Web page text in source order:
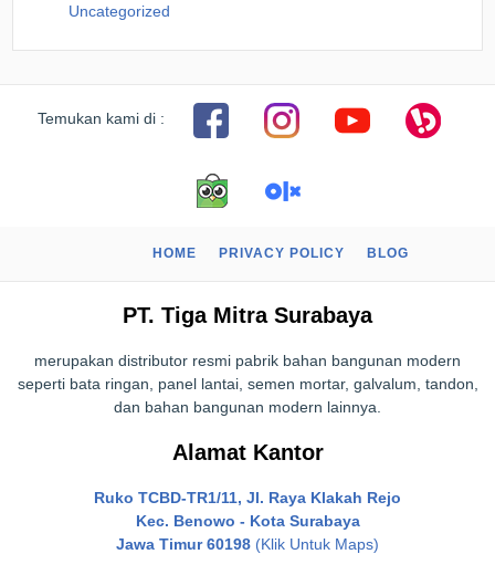
Uncategorized
Temukan kami di :
HOME PRIVACY POLICY BLOG
PT. Tiga Mitra Surabaya
merupakan distributor resmi pabrik bahan bangunan modern
seperti bata ringan, panel lantai, semen mortar, galvalum, tandon,
dan bahan bangunan modern lainnya.
Alamat Kantor
Ruko TCBD-TR1/11, Jl. Raya Klakah Rejo
Kec. Benowo - Kota Surabaya
Jawa Timur 60198 (Klik Untuk Maps)